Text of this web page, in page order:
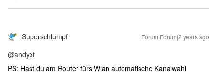
Superschlumpf Forum|Forum|2 years ago
@andyxt
PS: Hast du am Router fürs Wlan automatische Kanalwahl